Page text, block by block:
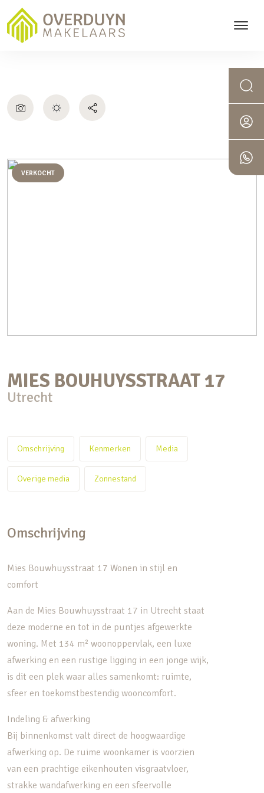
VERKOCHT
MIES BOUHUYSSTRAAT 17
Utrecht
Omschrijving Kenmerken Media
Overige media Zonnestand
Omschrijving
Mies Bouwhuysstraat 17 Wonen in stijl en
comfort
Aan de Mies Bouwhuysstraat 17 in Utrecht staat
deze moderne en tot in de puntjes afgewerkte
woning. Met 134 m² woonoppervlak, een luxe
afwerking en een rustige ligging in een jonge wijk,
is dit een plek waar alles samenkomt: ruimte,
sfeer en toekomstbestendig wooncomfort.
Indeling & afwerking
Bij binnenkomst valt direct de hoogwaardige
afwerking op. De ruime woonkamer is voorzien
van een prachtige eikenhouten visgraatvloer,
strakke wandafwerking en een sfeervolle